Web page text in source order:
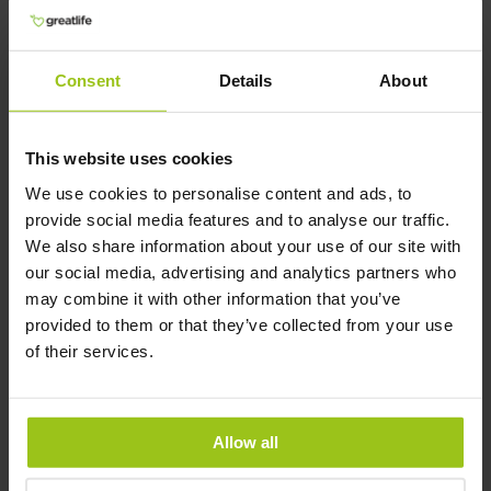
Consent Details About
This website uses cookies
We use cookies to personalise content and ads, to
provide social media features and to analyse our traffic.
We also share information about your use of our site with
our social media, advertising and analytics partners who
may combine it with other information that you’ve
provided to them or that they’ve collected from your use
of their services.
Allow all
que filtram a luz azul pode ajudar a proteger
configurações dos seus dispositivos digitais
para reduzir a quantidade de luz azul emitida,
por exemplo, ativando o modo noturno.
Como prevenir riscos à saúde
causados pela luz azul?
Exposição prolongada:
Saúde ocular e ergonomia:
adequada e mantenha uma boa ergonomia